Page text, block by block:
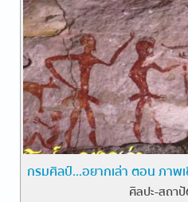
กรมศิลป์...อยากเล่า ตอน ภาพ
ศิลปะ-สถา